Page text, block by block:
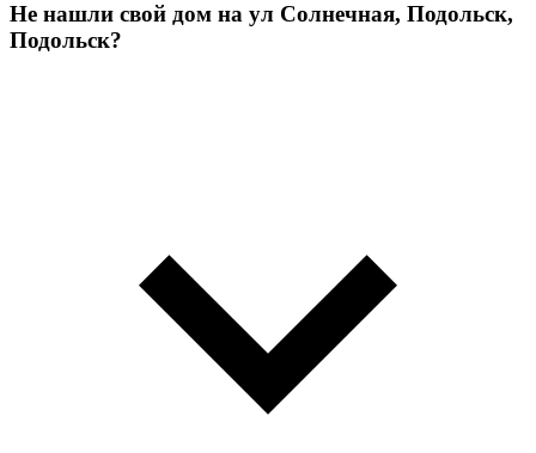
Не нашли свой дом на ул Солнечная, Подольск,
Подольск?